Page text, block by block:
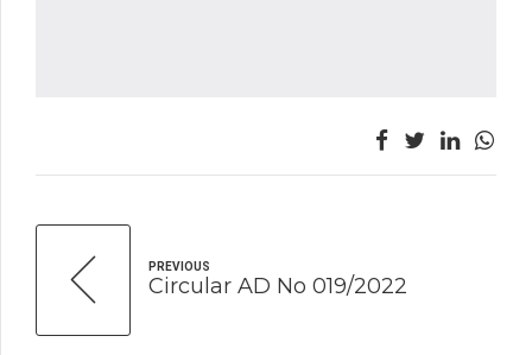
PREVIOUS
Circular AD No 019/2022